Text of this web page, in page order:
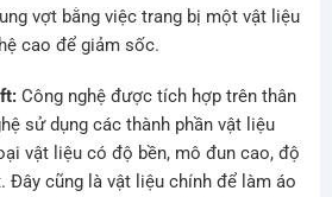
vợt bằng việc trang bị một vật liệu
cao để giảm sốc.
Công nghệ được tích hợp trên thân
sử dụng các thành phần vật liệu
vật liệu có độ bền, mô đun cao, độ
Đây cũng là vật liệu chính để làm áo